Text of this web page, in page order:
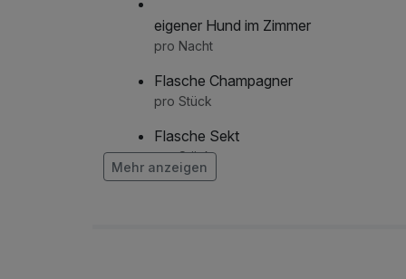
eigener Hund im Zimmer
pro Nacht
Flasche Champagner
pro Stück
Flasche Sekt
pro Stück
Mehr anzeigen